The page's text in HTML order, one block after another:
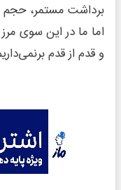
برداشت‌ مستمر، حجم
اما ما در این سوی مرز
و قدم از قدم